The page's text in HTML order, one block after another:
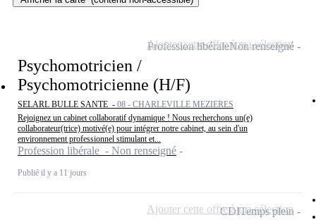
Psychomotricien /
Psychomotricienne (H/F)
SELARL BULLE SANTE - 08 - CHARLEVILLE MEZIERES
Rejoignez un cabinet collaboratif dynamique ! Nous recherchons un(e)
collaborateur(trice) motivé(e) pour intégrer notre cabinet, au sein d'un
environnement professionnel stimulant et...
Profession libérale - Non renseigné
Publié il y a 11 jours
Profession libéraleNon renseigné
Ajouter cette offre à ma sélection
CDITemps plein
Ajouter cette offre à ma sélection